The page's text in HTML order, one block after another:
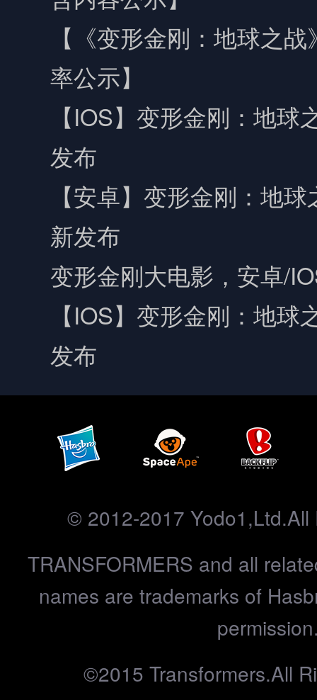
【《变形金刚：地球之
率公示】
【IOS】变形金刚：地球
发布
【安卓】变形金刚：地
新发布
变形金刚大电影，安卓/
【IOS】变形金刚：地球
发布
© 2012-2017 Yodo1,Ltd.All
TRANSFORMERS and all
names are trademarks of
©2015 Transformers.All